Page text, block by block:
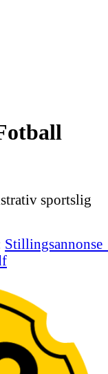
sportslig
Stillingsannonse